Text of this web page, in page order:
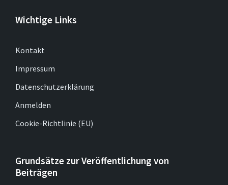
Wichtige Links
Kontakt
Impressum
Datenschutzerklärung
Anmelden
Cookie-Richtlinie (EU)
Grundsätze zur Veröffentlichung von
Beiträgen